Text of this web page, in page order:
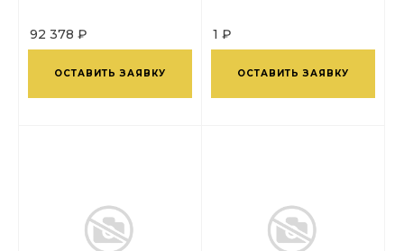
92 378 ₽
ОСТАВИТЬ ЗАЯВКУ
1 ₽
ОСТАВИТЬ ЗАЯВКУ